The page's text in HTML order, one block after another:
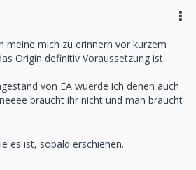
meine mich zu erinnern vor kurzem
Origin definitiv Voraussetzung ist.
von EA wuerde ich denen auch
braucht ihr nicht und man braucht
es ist, sobald erschienen.